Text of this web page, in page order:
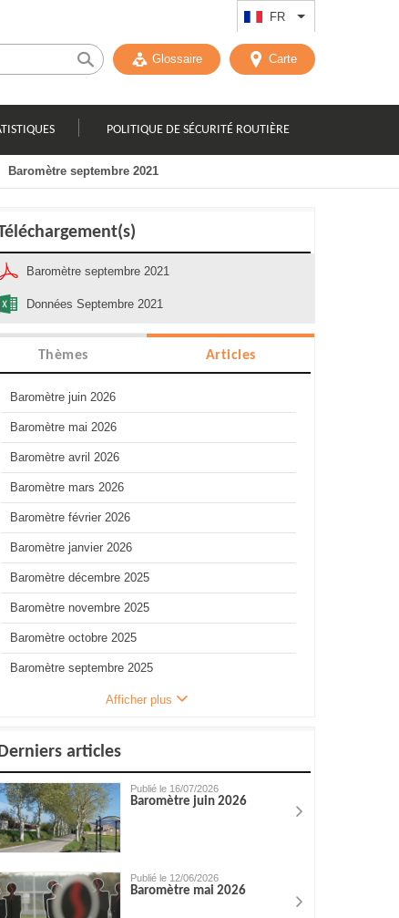
FR Lister les actions
Glossaire Carte
POLITIQUE DE SÉCURITÉ ROUTIÈRE
Baromètre septembre 2021
Baromètre septembre 2021
Données Septembre 2021
Thèmes Articles
Baromètre juin 2026
Baromètre mai 2026
Baromètre avril 2026
Baromètre mars 2026
Baromètre février 2026
Baromètre janvier 2026
Baromètre décembre 2025
Baromètre novembre 2025
Baromètre octobre 2025
Baromètre septembre 2025
Afficher plus
articles
Publié le 16/07/2026
Baromètre juin 2026
Publié le 12/06/2026
Baromètre mai 2026